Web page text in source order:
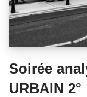
Soirée
URBAIN 2°